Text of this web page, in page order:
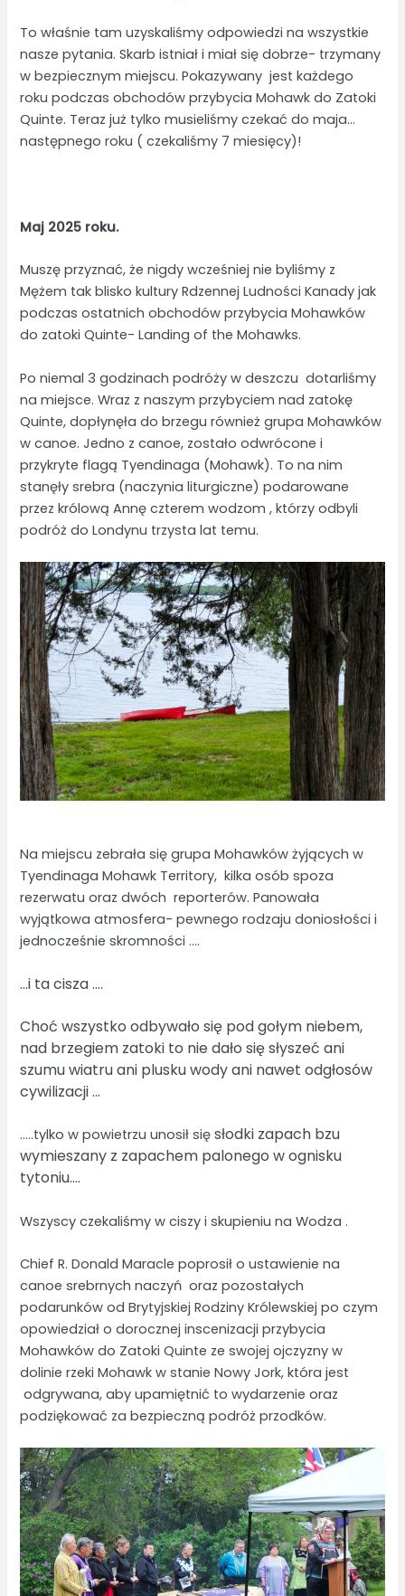
To właśnie tam uzyskaliśmy odpowiedzi na wszystkie
nasze pytania. Skarb istniał i miał się dobrze- trzymany
w bezpiecznym miejscu. Pokazywany jest każdego
roku podczas obchodów przybycia Mohawk do Zatoki
Quinte. Teraz już tylko musieliśmy czekać do maja…
następnego roku ( czekaliśmy 7 miesięcy)!
Maj 2025 roku.
Muszę przyznać, że nigdy wcześniej nie byliśmy z
Mężem tak blisko kultury Rdzennej Ludności Kanady jak
podczas ostatnich obchodów przybycia Mohawków
do zatoki Quinte- Landing of the Mohawks.
Po niemal 3 godzinach podróży w deszczu dotarliśmy
na miejsce. Wraz z naszym przybyciem nad zatokę
Quinte, dopłynęła do brzegu również grupa Mohawków
w canoe. Jedno z canoe, zostało odwrócone i
przykryte flagą Tyendinaga (Mohawk). To na nim
stanęły srebra (naczynia liturgiczne) podarowane
przez królową Annę czterem wodzom , którzy odbyli
podróż do Londynu trzysta lat temu.
Na miejscu zebrała się grupa Mohawków żyjących w
Tyendinaga Mohawk Territory, kilka osób spoza
rezerwatu oraz dwóch reporterów. Panowała
wyjątkowa atmosfera- pewnego rodzaju doniosłości i
jednocześnie skromności ….
…i ta cisza ….
Choć wszystko odbywało się pod gołym niebem,
nad brzegiem zatoki to nie dało się słyszeć ani
szumu wiatru ani plusku wody ani nawet odgłosów
cywilizacji …
…..tylko w powietrzu unosił sięsłodki zapach bzu
wymieszany z zapachem palonego w ognisku
tytoniu….
Wszyscy czekaliśmy w ciszy i skupieniu na Wodza .
Chief R. Donald Maracle poprosił o ustawienie na
canoe srebrnych naczyń oraz pozostałych
podarunków od Brytyjskiej Rodziny Królewskiej po czym
opowiedział o dorocznej inscenizacji przybycia
Mohawków do Zatoki Quinte ze swojej ojczyzny w
dolinie rzeki Mohawk w stanie Nowy Jork, która jest
odgrywana, aby upamiętnić to wydarzenie oraz
podziękować za bezpieczną podróż przodków.